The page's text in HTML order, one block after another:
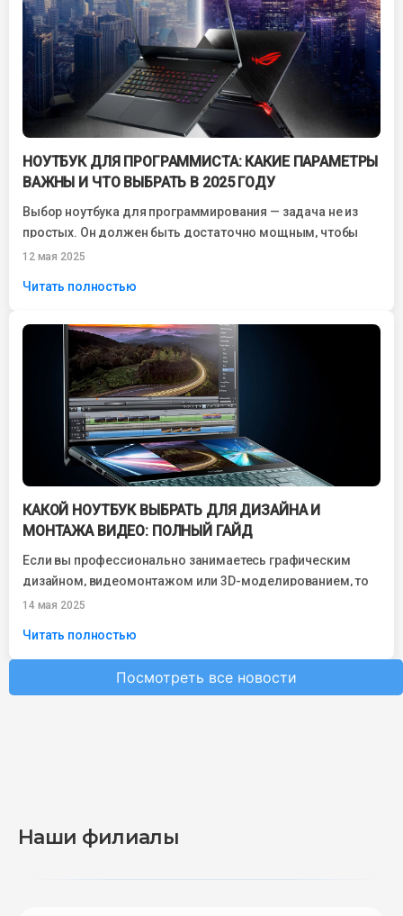
НОУТБУК ДЛЯ ПРОГРАММИСТА: КАКИЕ ПАРАМЕТРЫ
ВАЖНЫ И ЧТО ВЫБРАТЬ В 2025 ГОДУ
Выбор ноутбука для программирования — задача не из
простых. Он должен быть достаточно мощным, чтобы
справляться с компиляцией кода, работой...
12 мая 2025
Читать полностью
КАКОЙ НОУТБУК ВЫБРАТЬ ДЛЯ ДИЗАЙНА И
МОНТАЖА ВИДЕО: ПОЛНЫЙ ГАЙД
Если вы профессионально занимаетесь графическим
дизайном, видеомонтажом или 3D-моделированием, то
вопрос, какой ноутбук выбрать для дизайна и монтажа
14 мая 2025
Читать полностью
Посмотреть все новости
Наши филиалы